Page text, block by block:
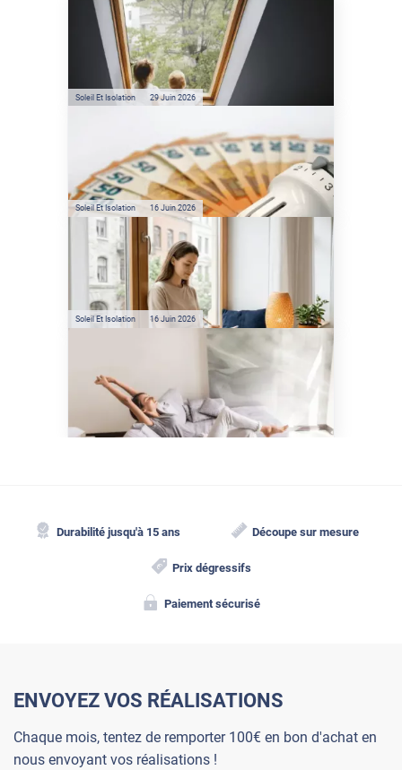
Véranda et Velux : Comment
bloquer jusqu'à 80% de
l'énergie solaire sans
climatisation ?
Soleil Et Isolation 29 Juin 2026
Film anti-chaleur : quelles
sont les économies d’énergie
réelles ?
Soleil Et Isolation 16 Juin 2026
Préservez votre logement de
la chaleur : les conseils de
Jamy de C'est Pas Sorcier
Soleil Et Isolation 16 Juin 2026
Comment protéger sa
maison de la chaleur sans
climatisation ?
Durabilité jusqu'à 15 ans Découpe sur mesure
Prix dégressifs
Paiement sécurisé
ENVOYEZ VOS RÉALISATIONS
Chaque mois, tentez de remporter 100€ en bon d'achat en
nous envoyant vos réalisations !